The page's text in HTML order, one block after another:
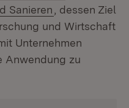
Sanieren (Öffnet in
, dessen Ziel
und Wirtschaft
Unternehmen
Anwendung zu